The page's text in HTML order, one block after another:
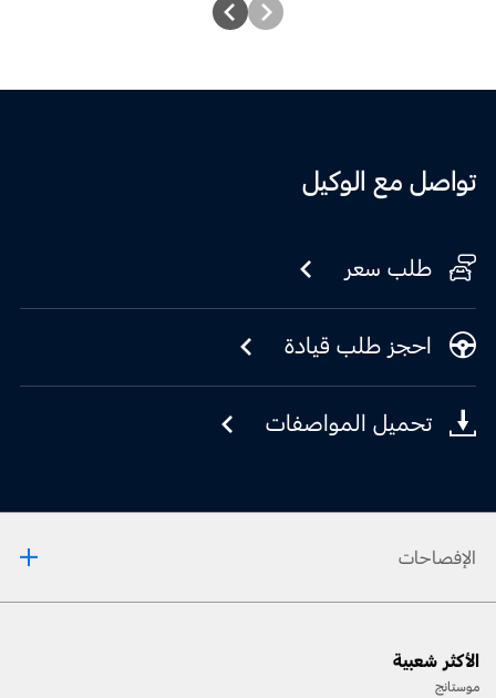
تواصل مع الوكيل
طلب سعر
احجز طلب قيادة
تحميل المواصفات
الإفصاحات
المسارات، واستخدام معدّات السّلامة المناسبة.
الأكثر شعبية
موستانج